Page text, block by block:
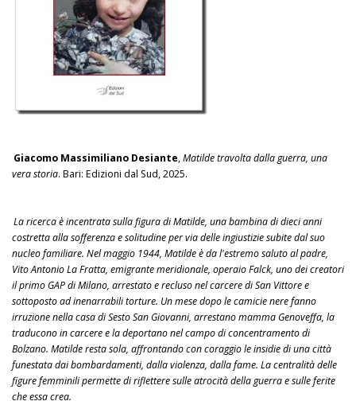
Giacomo Massimiliano Desiante,Matilde travolta dalla guerra, una
vera storia. Bari: Edizioni dal Sud, 2025.
La ricerca è incentrata sulla figura di Matilde, una bambina di dieci anni
costretta alla sofferenza e solitudine per via delle ingiustizie subite dal suo
nucleo familiare. Nel maggio 1944, Matilde è da l'estremo saluto al padre,
Vito Antonio La Fratta, emigrante meridionale, operaio Falck, uno dei creatori
il primo GAP di Milano, arrestato e recluso nel carcere di San Vittore e
sottoposto ad inenarrabili torture. Un mese dopo le camicie nere fanno
irruzione nella casa di Sesto San Giovanni, arrestano mamma Genoveffa, la
traducono in carcere e la deportano nel campo di concentramento di
Bolzano. Matilde resta sola, affrontando con coraggio le insidie di una città
funestata dai bombardamenti, dalla violenza, dalla fame. La centralità delle
figure femminili permette di riflettere sulle atrocità della guerra e sulle ferite
che essa crea.